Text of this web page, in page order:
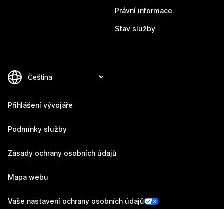
Právní informace
Stav služby
Přihlášení vývojáře
Podmínky služby
Zásady ochrany osobních údajů
Mapa webu
Vaše nastavení ochrany osobních údajů